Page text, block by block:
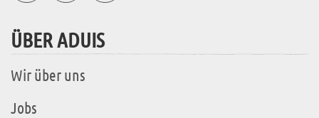
ÜBER ADUIS
Wir über uns
Jobs